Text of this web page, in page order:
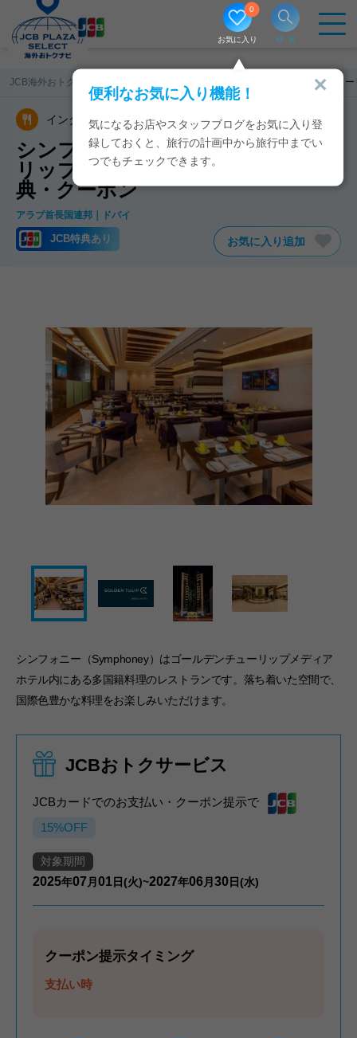
お気に入り
0
便利なお気に入り機能！
気になるお店やスタッフブログをお気に入り登
録しておくと、旅行の計画中から旅行中までい
つでもチェックできます。
検索
JCB海外おトクナビ シンフォニー（ゴールデン チュ
インターナショナル料理
シンフォニー（ゴールデン チュー
リップメディア ホテル）のJCB特
典・クーポン
アラブ首長国連邦 ドバイ
JCB特典あり お気に入り追加
シンフォニー（Symphoney）はゴールデンチューリップメディア
ホテル内にある多国籍料理のレストランです。落ち着いた空間で、
国際色豊かな料理をお楽しみいただけます。
JCBおトクサービス
JCBカードでのお支払い・クーポン提示で
15%OFF
対象期間
2025年07 月 01 日(火)~2027年06月 30 日(水)
クーポン提示タイミング
支払い時